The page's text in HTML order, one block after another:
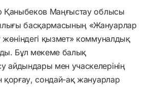
Қаныбеков Маңғыстау облысы
басқармасының «Жануарлар
жөніндегі қызмет» коммуналдық
Бұл мекеме балық
айдындары мен учаскелерінің
қорғау, сондай-ақ жануарлар